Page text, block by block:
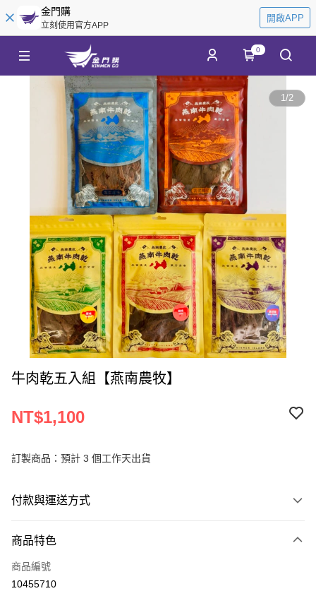
金門購
立刻使用官方APP
開啟APP
0
1/2
牛肉乾五入組【燕南農牧】
NT$1,100
訂製商品：預計 3 個工作天出貨
付款與運送方式
信用卡一次付款
LINE Pay
商品特色
商品編號
10455710